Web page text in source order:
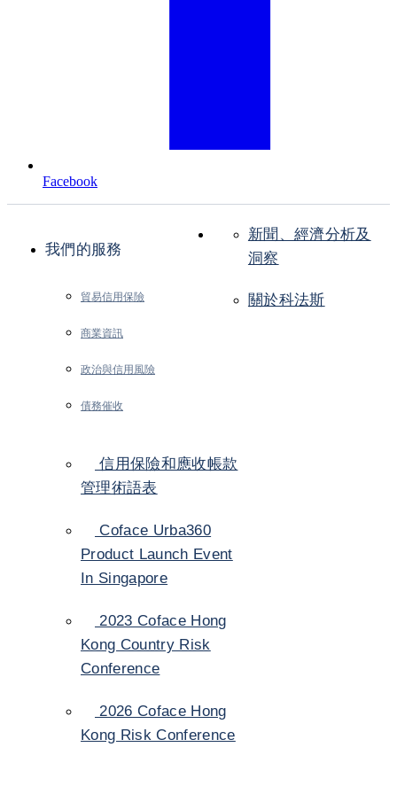
Facebook
我們的服務
貿易信用保險
商業資訊
政治與信用風險
債務催收
新聞、經濟分析及
洞察
關於科法斯
信用保險和應收帳款
管理術語表
Coface Urba360
Product Launch Event
In Singapore
2023 Coface Hong
Kong Country Risk
Conference
2026 Coface Hong
Kong Risk Conference